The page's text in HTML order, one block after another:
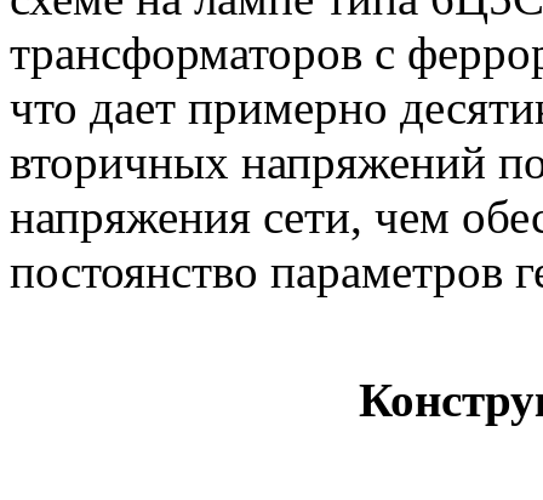
трансформаторов с
что дает примерно
вторичных напряжений
напряжения сети, чем
постоянство параметров